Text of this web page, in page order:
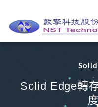
Solid
Solid Edge轉